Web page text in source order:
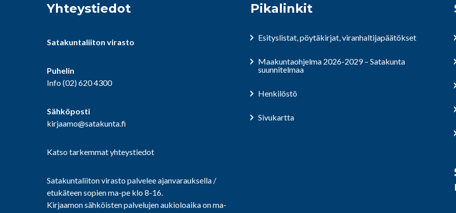
Yhteystiedot
Satakuntaliiton virasto
Puhelin
Info(02) 620 4300
Sähköposti
kirjaamo@satakunta.fi
Katso tarkemmat yhteystiedot
Satakuntaliiton virasto palvelee ajanvarauksella /
etukäteen sopien ma-pe klo 8-16.
Kirjaamon sähköisten palvelujen aukioloaika on ma-
Pikalinkit
Esityslistat, pöytäkirjat, viranhaltijapäätökset
Maakuntaohjelma 2026-2029 – Satakunta
suunnitelmaa
Henkilöstö
Sivukartta